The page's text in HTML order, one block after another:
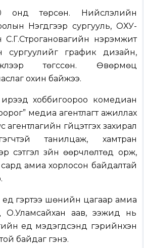
онд төрсөн. Нийслэлийн
Нэгдүгээр сургууль, ОХУ-
нэрэмжит
сургуулийг график дизайн,
төгссөн. Өвөрмөц
охин байжээ.
хоббигоороо комедиан
медиа агентлагт ажиллах
агентлагийн гүйцэтгэх захирал
танилцаж, хамтран
сэтгэл зүйн өөрчлөлтөд орж,
сард амиа хорлосон байдалтай
үед гэртээ шөнийн цагаар амиа
О.Уламсайхан аав, ээжид нь
үед мэдэгдсэнд гэрийнхэн
байдаг гэнэ.